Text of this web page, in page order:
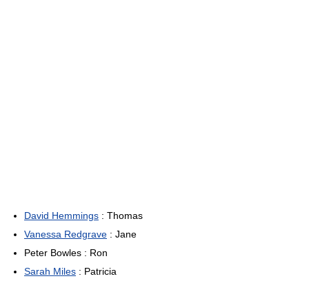
David Hemmings : Thomas
Vanessa Redgrave : Jane
Peter Bowles : Ron
Sarah Miles : Patricia